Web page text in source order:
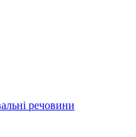
речовини